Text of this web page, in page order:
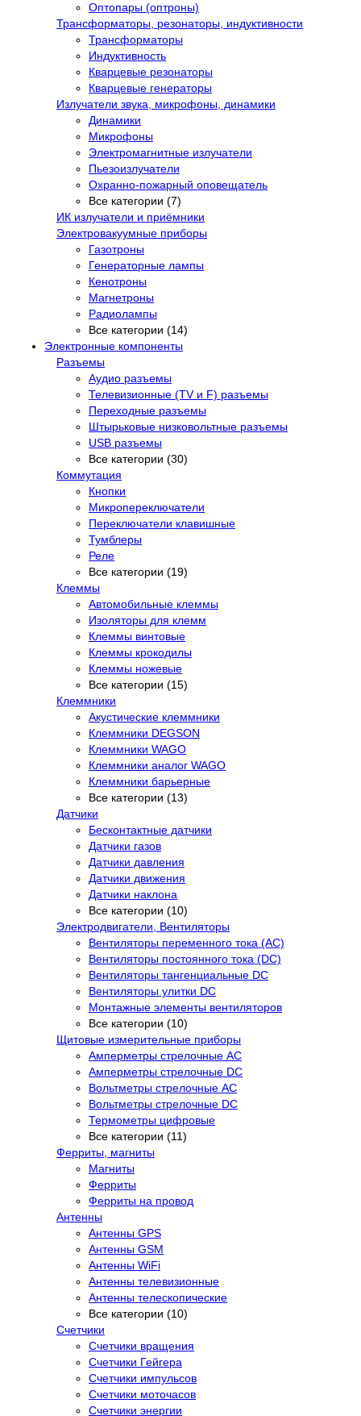
Оптопары (оптроны)
Трансформаторы, резонаторы, индуктивности
Трансформаторы
Индуктивность
Кварцевые резонаторы
Кварцевые генераторы
Излучатели звука, микрофоны, динамики
Динамики
Микрофоны
Электромагнитные излучатели
Пьезоизлучатели
Охранно-пожарный оповещатель
Все категории (7)
ИК излучатели и приёмники
Электровакуумные приборы
Газотроны
Генераторные лампы
Кенотроны
Магнетроны
Радиолампы
Все категории (14)
Электронные компоненты
Разъемы
Аудио разъемы
Телевизионные (TV и F) разъемы
Переходные разъемы
Штырьковые низковольтные разъемы
USB разъемы
Все категории (30)
Коммутация
Кнопки
Микропереключатели
Переключатели клавишные
Тумблеры
Реле
Все категории (19)
Клеммы
Автомобильные клеммы
Изоляторы для клемм
Клеммы винтовые
Клеммы крокодилы
Клеммы ножевые
Все категории (15)
Клеммники
Акустические клеммники
Клеммники DEGSON
Клеммники WAGO
Клеммники аналог WAGO
Клеммники барьерные
Все категории (13)
Датчики
Бесконтактные датчики
Датчики газов
Датчики давления
Датчики движения
Датчики наклона
Все категории (10)
Электродвигатели, Вентиляторы
Вентиляторы переменного тока (AC)
Вентиляторы постоянного тока (DC)
Вентиляторы тангенциальные DC
Вентиляторы улитки DC
Монтажные элементы вентиляторов
Все категории (10)
Щитовые измерительные приборы
Амперметры стрелочные AC
Амперметры стрелочные DC
Вольтметры стрелочные AC
Вольтметры стрелочные DC
Термометры цифровые
Все категории (11)
Ферриты, магниты
Магниты
Ферриты
Ферриты на провод
Антенны
Антенны GPS
Антенны GSM
Антенны WiFi
Антенны телевизионные
Антенны телескопические
Все категории (10)
Счетчики
Счетчики вращения
Счетчики Гейгера
Счетчики импульсов
Счетчики моточасов
Счетчики энергии